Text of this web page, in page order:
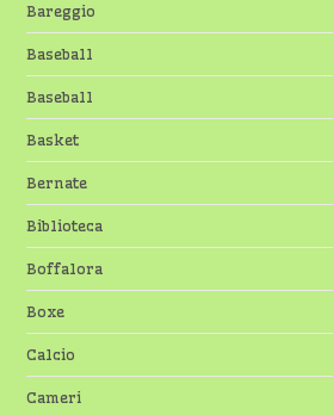
Bareggio
Baseball
Baseball
Basket
Bernate
Biblioteca
Boffalora
Boxe
Calcio
Cameri